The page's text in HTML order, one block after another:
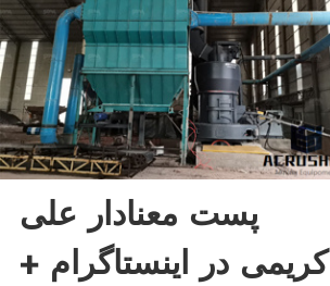
پست معنادار علی
کریمی در اینستاگرام +